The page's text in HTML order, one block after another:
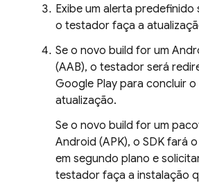
Exibe um alerta
o testador faça a
Se o novo build for um
(AAB), o testador será
Google Play para concluir
atualização.
Se o novo build for um
Android (APK), o SDK fará
em segundo plano e
testador faça a instalação